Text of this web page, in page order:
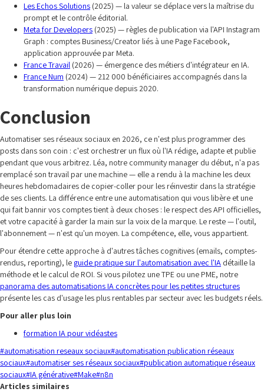
Les Echos Solutions (2025) — la valeur se déplace vers la maîtrise du
prompt et le contrôle éditorial.
Meta for Developers (2025) — règles de publication via l'API Instagram
Graph : comptes Business/Creator liés à une Page Facebook,
application approuvée par Meta.
France Travail (2026) — émergence des métiers d'intégrateur en IA.
France Num (2024) — 212 000 bénéficiaires accompagnés dans la
transformation numérique depuis 2020.
Conclusion
Automatiser ses réseaux sociaux en 2026, ce n'est plus programmer des
posts dans son coin : c'est orchestrer un flux où l'IA rédige, adapte et publie
pendant que vous arbitrez. Léa, notre community manager du début, n'a pas
remplacé son travail par une machine — elle a rendu à la machine les deux
heures hebdomadaires de copier-coller pour les réinvestir dans la stratégie
de ses clients. La différence entre une automatisation qui vous libère et une
qui fait bannir vos comptes tient à deux choses : le respect des API officielles,
et votre capacité à garder la main sur la voix de la marque. Le reste — l'outil,
l'abonnement — n'est qu'un moyen. La compétence, elle, vous appartient.
Pour étendre cette approche à d'autres tâches cognitives (emails, comptes-
rendus, reporting), le guide pratique sur l'automatisation avec l'IA détaille la
méthode et le calcul de ROI. Si vous pilotez une TPE ou une PME, notre
panorama des automatisations IA concrètes pour les petites structures
présente les cas d'usage les plus rentables par secteur avec les budgets réels.
Pour aller plus loin
formation IA pour vidéastes
#automatisation reseaux sociaux#automatisation publication réseaux
sociaux#automatiser ses réseaux sociaux#publication automatique réseaux
sociaux#IA générative#Make#n8n
Articles similaires